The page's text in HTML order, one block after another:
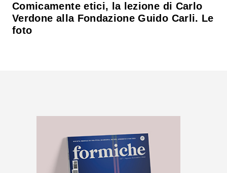
Comicamente etici, la lezione di Carlo
Verdone alla Fondazione Guido Carli. Le
foto